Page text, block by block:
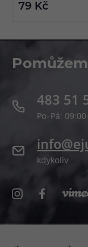
79 Kč
483 51
Po–Pá:
kdykoliv